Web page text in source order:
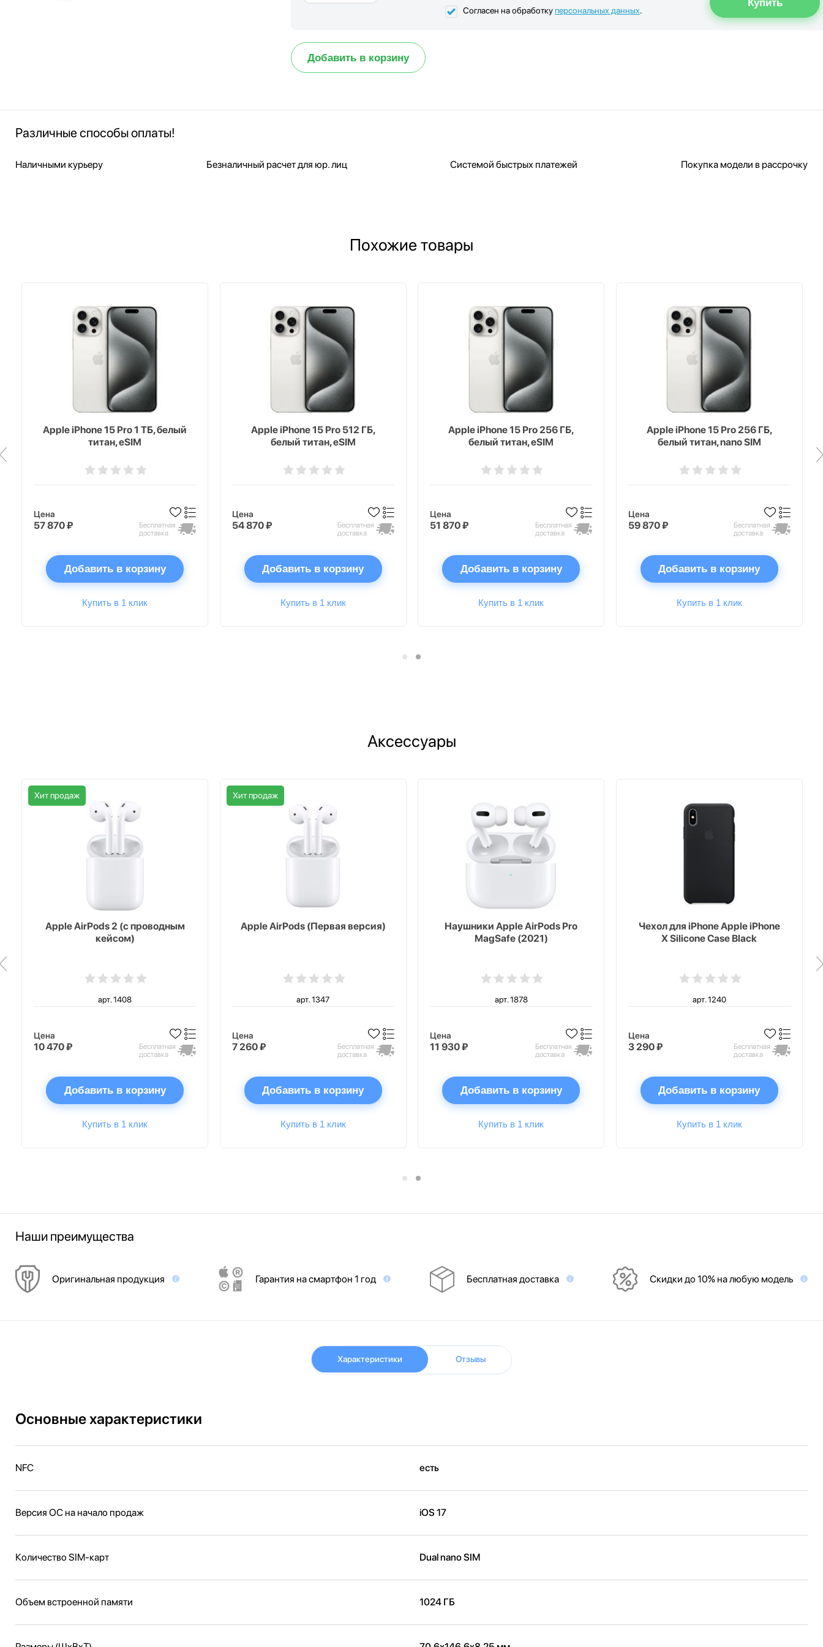
Согласен на обработкуперсональных данных.
Добавить в корзину
Различные способы оплаты!
Наличными курьеру Безналичный расчет для юр. лиц Системой быстрых платежей Покупка модели в рассрочку
Похожие товары
Apple iPhone 15 Pro 1 ТБ, белый
титан, eSIM
Цена
57 870 ₽
Бесплатная
доставка
Добавить в корзину
Купить в 1 клик
Apple iPhone 15 Pro 512 ГБ,
белый титан, eSIM
Цена
54 870 ₽
Бесплатная
доставка
Добавить в корзину
Купить в 1 клик
Apple iPhone 15 Pro 256 ГБ,
белый титан, eSIM
Цена
51 870 ₽
Бесплатная
доставка
Добавить в корзину
Купить в 1 клик
Apple iPhone 15 Pro 256 ГБ,
белый титан, nano SIM
Цена
59 870 ₽
Бесплатная
доставка
Добавить в корзину
Купить в 1 клик
Аксессуары
Хит продаж
Apple AirPods 2 (с проводным
кейсом)
арт. 1408
Цена
10 470 ₽
Бесплатная
доставка
Добавить в корзину
Купить в 1 клик
Хит продаж
Apple AirPods (Первая версия)
арт. 1347
Цена
7 260 ₽
Бесплатная
доставка
Добавить в корзину
Купить в 1 клик
Наушники Apple AirPods Pro
MagSafe (2021)
арт. 1878
Цена
11 930 ₽
Бесплатная
доставка
Добавить в корзину
Купить в 1 клик
Чехол для iPhone Apple iPhone
X Silicone Case Black
арт. 1240
Цена
3 290 ₽
Бесплатная
доставка
Добавить в корзину
Купить в 1 клик
Наши преимущества
Оригинальная продукция Гарантия на смартфон 1 год Бесплатная доставка Скидки до 10% на любую модель
Характеристики Отзывы
Основные характеристики
NFC есть
Версия ОС на начало продаж iOS 17
Количество SIM-карт Dual nano SIM
Объем встроенной памяти 1024 ГБ